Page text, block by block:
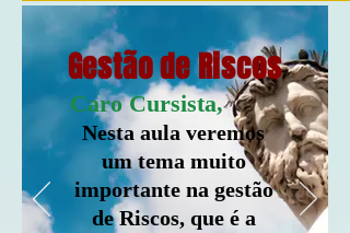
Gestão de Riscos
Caro Cursista,
Nesta aula veremos
um tema muito
importante na gestão
de Riscos, que é a